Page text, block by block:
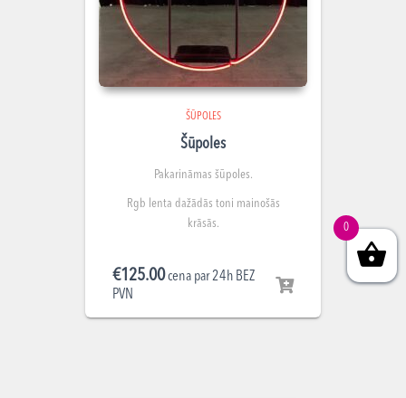
ŠŪPOLES
Šūpoles
Pakarināmas šūpoles.
Rgb lenta dažādās toni mainošās
krāsās.
€125.00cena par 24h BEZ
PVN
0